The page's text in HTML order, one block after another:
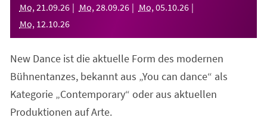
Mo, 21 .09.26 Mo, 28.09.26 Mo, 05.10.26
Mo, 12.10.26
New Dance ist die aktuelle Form des modernen
Bühnentanzes, bekannt aus „You can dance“ als
Kategorie „Contemporary“ oder aus aktuellen
Produktionen auf Arte.